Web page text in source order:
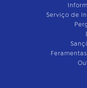
Serviço de